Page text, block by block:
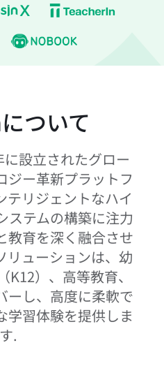
ついて
設立されたグロー
ジー革新プラットフ
テリジェントなハイ
ステムの構築に注力
教育を深く融合させ
リューションは、幼
）、高等教育、
ーし、高度に柔軟で
学習体験を提供しま
す.